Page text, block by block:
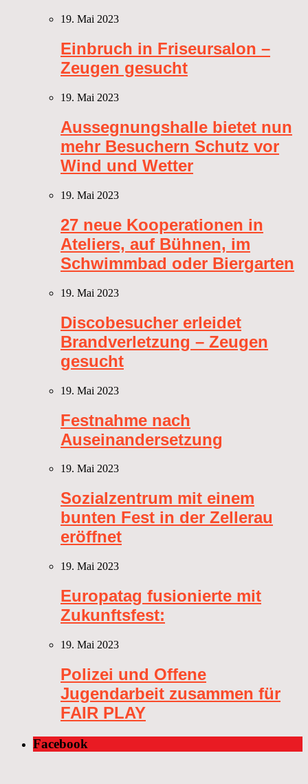
19. Mai 2023
Einbruch in Friseursalon –
Zeugen gesucht
19. Mai 2023
Aussegnungshalle bietet nun
mehr Besuchern Schutz vor
Wind und Wetter
19. Mai 2023
27 neue Kooperationen in
Ateliers, auf Bühnen, im
Schwimmbad oder Biergarten
19. Mai 2023
Discobesucher erleidet
Brandverletzung – Zeugen
gesucht
19. Mai 2023
Festnahme nach
Auseinandersetzung
19. Mai 2023
Sozialzentrum mit einem
bunten Fest in der Zellerau
eröffnet
19. Mai 2023
Europatag fusionierte mit
Zukunftsfest:
19. Mai 2023
Polizei und Offene
Jugendarbeit zusammen für
FAIR PLAY
Facebook